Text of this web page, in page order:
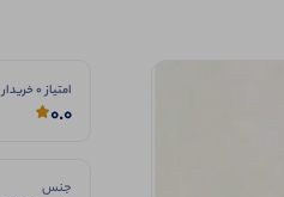
امتیاز 0 خریدار
0.0
جنس